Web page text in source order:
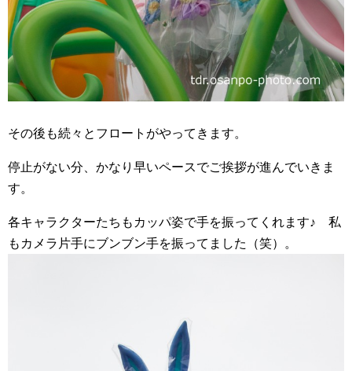
その後も続々とフロートがやってきます。
停止がない分、かなり早いペースでご挨拶が進んでいきま
す。
各キャラクターたちもカッパ姿で手を振ってくれます♪ 私
もカメラ片手にブンブン手を振ってました（笑）。